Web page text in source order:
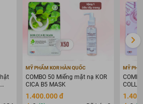
phỉ có chứa tanin, flavonoid, chất chống
thể giải quyết những vấn đề về da:
mụn, điều trị các vết thương nhỏ, trầy
có thể thu hẹp lỗ chân lông, giữ ẩm
MỸ PHẨM KOR HÀN QUỐC
COMBO 50 Miếng mặt nạ KOR
CICA B5 MASK
1.400.000 đ
MỸ